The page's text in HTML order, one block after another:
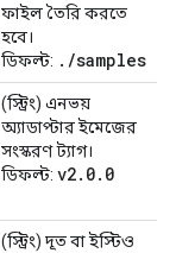
ফাইল তৈরি করতে
হবে।
ডিফল্ট: . /samples
(স্ট্রিং) এনভয়
অ্যাডাপ্টার ইমেজের
সংস্করণ ট্যাগ।
ডিফল্ট: v2. 0. 0
(স্ট্রিং) দূত বা ইস্টিও